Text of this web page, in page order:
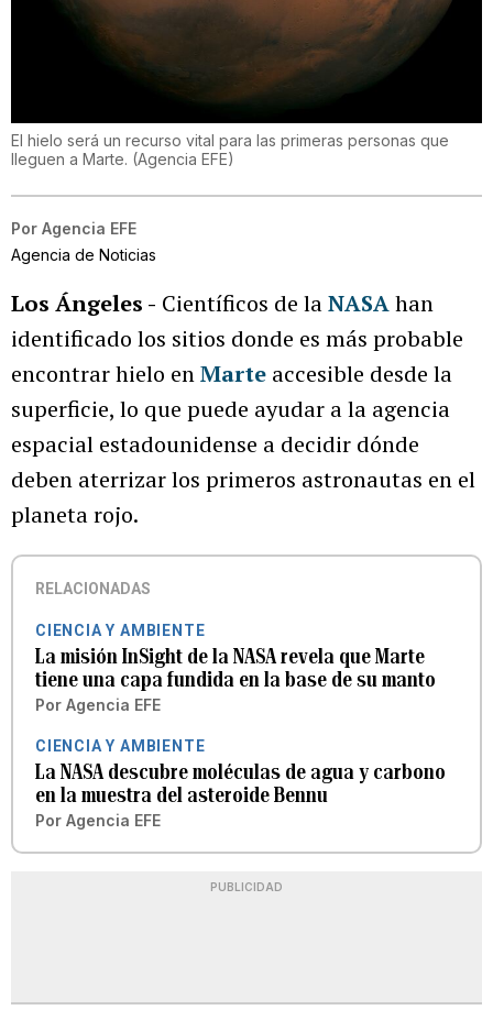
El hielo será un recurso vital para las primeras personas que
lleguen a Marte. (Agencia EFE)
Por Agencia EFE
Agencia de Noticias
Los Ángeles - Científicos de laNASAhan
identificado los sitios donde es más probable
encontrar hielo enMarte accesible desde la
superficie, lo que puede ayudar a la agencia
espacial estadounidense a decidir dónde
deben aterrizar los primeros astronautas en el
planeta rojo.
RELACIONADAS
CIENCIA Y AMBIENTE
La misión InSight de la NASA revela que Marte
tiene una capa fundida en la base de su manto
Por Agencia EFE
CIENCIA Y AMBIENTE
La NASA descubre moléculas de agua y carbono
en la muestra del asteroide Bennu
Por Agencia EFE
PUBLICIDAD